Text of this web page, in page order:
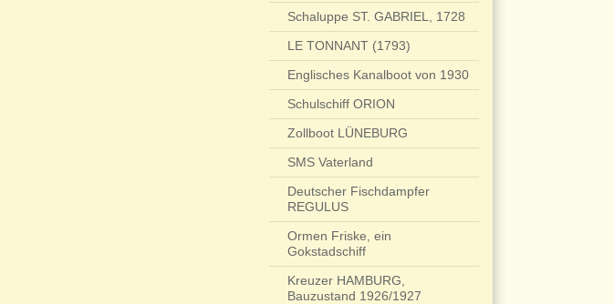
Schaluppe ST. GABRIEL, 1728
LE TONNANT (1793)
Englisches Kanalboot von 1930
Schulschiff ORION
Zollboot LÜNEBURG
SMS Vaterland
Deutscher Fischdampfer
REGULUS
Ormen Friske, ein
Gokstadschiff
Kreuzer HAMBURG,
Bauzustand 1926/1927